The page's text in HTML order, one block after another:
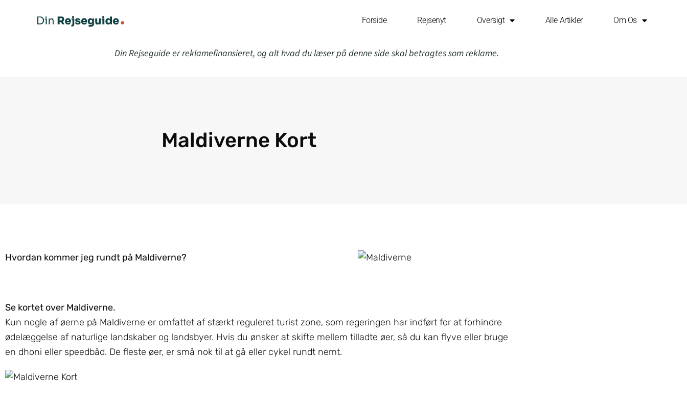
Forside Rejsenyt Oversigt Alle Artikler Om Os
Din Rejseguide er reklamefinansieret, og alt hvad du læser på denne side skal betragtes som reklame.
Maldiverne Kort
Hvordan kommer jeg rundt på Maldiverne?
Se kortet over Maldiverne.
Kun nogle af øerne på Maldiverne er omfattet af stærkt reguleret turist zone, som regeringen har indført for at forhindre
ødelæggelse af naturlige landskaber og landsbyer. Hvis du ønsker at skifte mellem tilladte øer, så du kan flyve eller bruge
en dhoni eller speedbåd. De fleste øer, er små nok til at gå eller cykel rundt nemt.